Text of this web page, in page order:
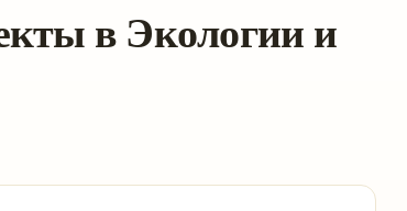
в Экологии и